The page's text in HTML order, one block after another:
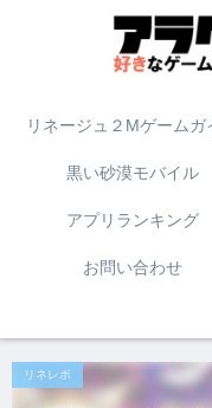
リネージュ２Mゲームガ
黒い砂漠モバイル
アプリランキング
お問い合わせ
リネレボ